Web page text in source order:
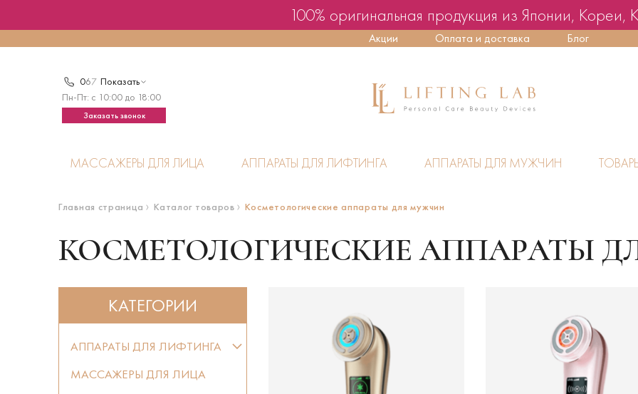
100% оригинальная продукция из Японии, Кореи,
Акции Оплата и доставка Блог
067 Показать
Пн-Пт: с 10:00 до 18:00
Заказать звонок
МАССАЖЕРЫ ДЛЯ ЛИЦА АППАРАТЫ ДЛЯ ЛИФТИНГА АППАРАТЫ ДЛЯ МУЖЧИН
Главная страница Каталог товаров Косметологические аппараты для мужчин
КОСМЕТОЛОГИЧЕСКИЕ АППАРАТЫ
КАТЕГОРИИ
АППАРАТЫ ДЛЯ ЛИФТИНГА
МАССАЖЕРЫ ДЛЯ ЛИЦА